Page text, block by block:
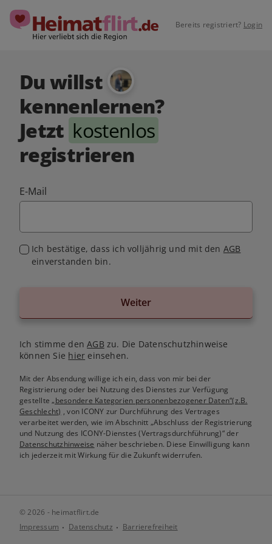
Bereits registriert? Login
Du willst
kennenlernen?
Jetzt kostenlos
registrieren
E-Mail
Ich bestätige, dass ich volljährig und mit den AGB
einverstanden bin.
Weiter
Ich stimme denAGB zu. Die Datenschutzhinweise
können Sie hier einsehen.
Mit der Absendung willige ich ein, dass von mir bei der
Registrierung oder bei Nutzung des Dienstes zur Verfügung
gestellte„besondere Kategorien personenbezogener Daten“(z.B.
Geschlecht) , von ICONY zur Durchführung des Vertrages
verarbeitet werden, wie im Abschnitt „Abschluss der Registrierung
und Nutzung des ICONY-Dienstes (Vertragsdurchführung)“ der
Datenschutzhinweise näher beschrieben. Diese Einwilligung kann
ich jederzeit mit Wirkung für die Zukunft widerrufen.
© 2026 - heimatflirt.de
Impressum
Datenschutz Barrierefreiheit